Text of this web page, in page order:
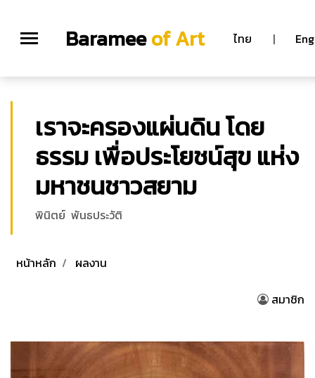
Barameeof Art ไทย | Eng
เราจะครองแผ่นดิน โดย
ธรรม เพื่อประโยชน์สุข แห่ง
มหาชนชาวสยาม
พินิตย์ พันธประวัติ
หน้าหลัก ผลงาน
สมาชิก